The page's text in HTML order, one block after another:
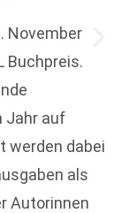
November
Buchpreis.
Jahr auf
werden dabei
als
Autorinnen